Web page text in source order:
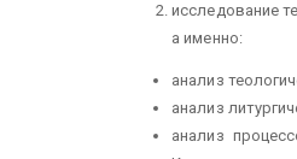
исследование
а именно:
анализ
анализ
анализ